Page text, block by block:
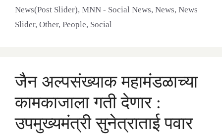
News(Post Slider), MNN - Social News, News, News
Slider, Other, People, Social
जैन अल्पसंख्याक महामंडळाच्या
कामकाजाला गती देणार :
उपमुख्यमंत्री सुनेत्राताई पवार